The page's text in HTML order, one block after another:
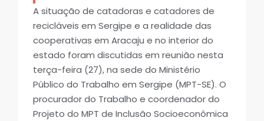
A situação de catadoras e catadores de
recicláveis em Sergipe e a realidade das
cooperativas em Aracaju e no interior do
estado foram discutidas em reunião nesta
terça-feira (27), na sede do Ministério
Público do Trabalho em Sergipe (MPT-SE). O
procurador do Trabalho e coordenador do
Projeto do MPT de Inclusão Socioeconômica